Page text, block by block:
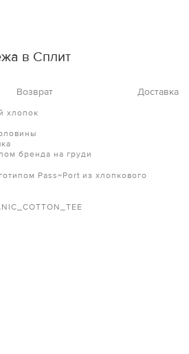
в Сплит
Возврат Доставка
хлопок
бренда на груди
Pass~Port из хлопкового